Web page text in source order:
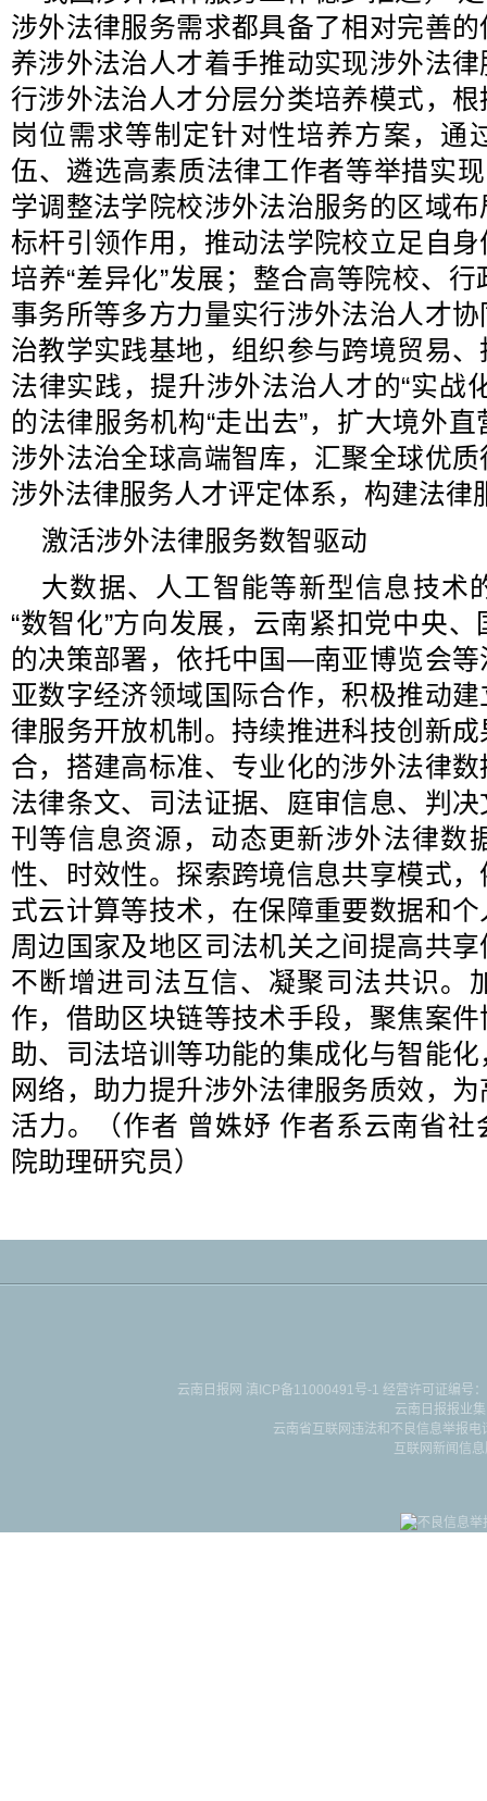
涉外法律服务需求都具备了相对完善
养涉外法治人才着手推动实现涉外法
行涉外法治人才分层分类培养模式，
岗位需求等制定针对性培养方案，通
伍、遴选高素质法律工作者等举措实
学调整法学院校涉外法治服务的区域
标杆引领作用，推动法学院校立足自
培养“差异化”发展；整合高等院校、
事务所等多方力量实行涉外法治人才
治教学实践基地，组织参与跨境贸易
法律实践，提升涉外法治人才的“实战
的法律服务机构“走出去”，扩大境外
涉外法治全球高端智库，汇聚全球优
涉外法律服务人才评定体系，构建法律
激活涉外法律服务数智驱动
大数据、人工智能等新型信息技术
“数智化”方向发展，云南紧扣党中央
的决策部署，依托中国—南亚博览会
亚数字经济领域国际合作，积极推动
律服务开放机制。持续推进科技创新
合，搭建高标准、专业化的涉外法律
法律条文、司法证据、庭审信息、判
刊等信息资源，动态更新涉外法律数
性、时效性。探索跨境信息共享模式
式云计算等技术，在保障重要数据和
周边国家及地区司法机关之间提高共
不断增进司法互信、凝聚司法共识。
作，借助区块链等技术手段，聚焦案
助、司法培训等功能的集成化与智能
网络，助力提升涉外法律服务质效，
活力。（作者 曾姝妤 作者系云南省
院助理研究员）
云南日报网 滇ICP备11000491号-1 经营许可证编号
云南日报报业
云南省互联网违法和不良信息举报
互联网新闻信